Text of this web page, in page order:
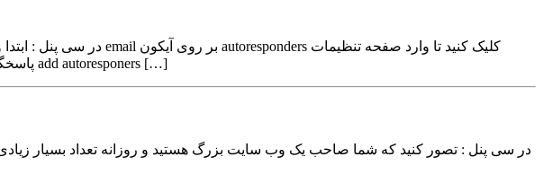
پاسخگویی خودکار ایمیل های سی پنل شوید. برای ساخت یک پاسخگویی خودکار جدید، همانند تصویر بر روی دکمه آبی رنگ add autoresponers […]